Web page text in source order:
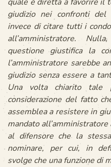
giudizio nei confronti del
invece di citare tutti i
all’amministratore.
questione giustifica la
l’amministratore sarebbe
giudizio senza essere a
Una volta chiarito tale
considerazione del fatto
assemblea a resistere in
mandato
al difensore che la
nominare, per cui, in
svolge che una funzione di